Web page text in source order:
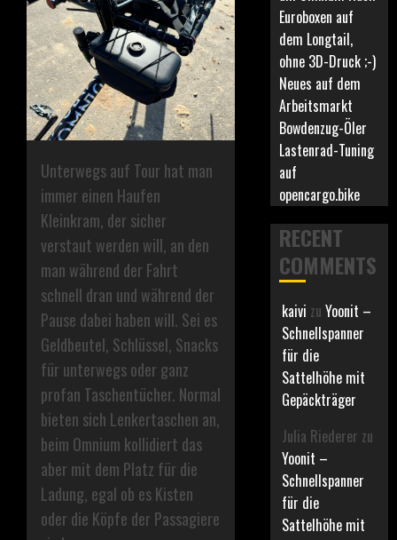
Unterwegs auf Tour hat man
immer einen Haufen
Kleinkram, der sicher
verstaut werden will, an den
man während der Fahrt
schnell dran und während der
Pause dabei haben will. Sei es
Geldbeutel, Schlüssel, Snacks
für unterwegs oder ganz
profan Taschentücher. Normal
bieten sich Lenkertaschen an,
beim Omnium kollidiert das
aber mit dem Platz für die
Ladung, egal ob es Kisten
oder die Köpfe der Passagiere
Euroboxen auf
dem Longtail,
ohne 3D-Druck ;-)
Neues auf dem
Arbeitsmarkt
Bowdenzug-Öler
Lastenrad-Tuning
auf
opencargo.bike
RECENT
COMMENTS
kaivi zuYoonit –
Schnellspanner
für die
Sattelhöhe mit
Gepäckträger
Julia Riederer zu
Yoonit –
Schnellspanner
für die
Sattelhöhe mit